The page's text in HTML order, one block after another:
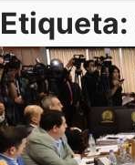
Etiqueta: